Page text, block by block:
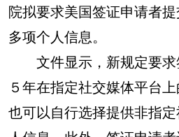
院拟要求美国签证申请者
多项个人信息。
文件显示，新规定要求
５年在指定社交媒体平台
也可以自行选择提供非指